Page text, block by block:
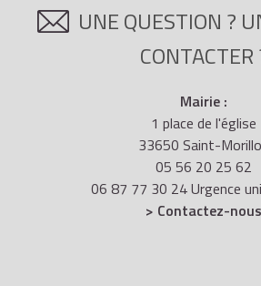
UNE QUESTION ?
CONTACTER
Mairie :
1 place de l'église
33650 Saint-
05 56 20 25 62
06 87 77 30 24 Urgence
> Contactez-nous